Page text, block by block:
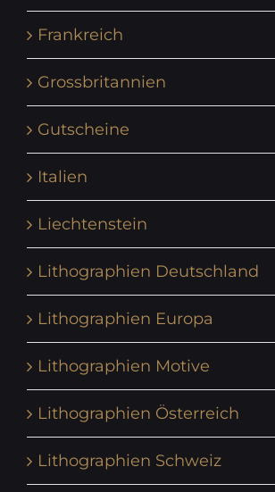
Frankreich
Grossbritannien
Gutscheine
Italien
Liechtenstein
Lithographien Deutschland
Lithographien Europa
Lithographien Motive
Lithographien Österreich
Lithographien Schweiz